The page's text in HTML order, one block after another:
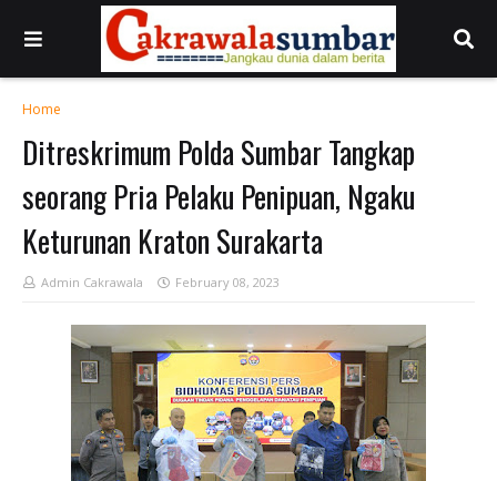
Home
Ditreskrimum Polda Sumbar Tangkap
seorang Pria Pelaku Penipuan, Ngaku
Keturunan Kraton Surakarta
Admin Cakrawala February 08, 2023